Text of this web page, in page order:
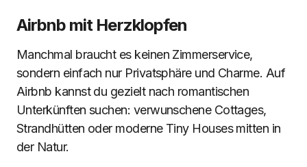
Airbnb mit Herzklopfen
Manchmal braucht es keinen Zimmerservice,
sondern einfach nur Privatsphäre und Charme. Auf
Airbnb kannst du gezielt nach romantischen
Unterkünften suchen: verwunschene Cottages,
Strandhütten oder moderne Tiny Houses mitten in
der Natur.